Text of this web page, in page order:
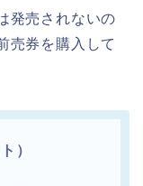
発売されないの
売券を購入して
）